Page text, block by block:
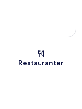
Restauranter